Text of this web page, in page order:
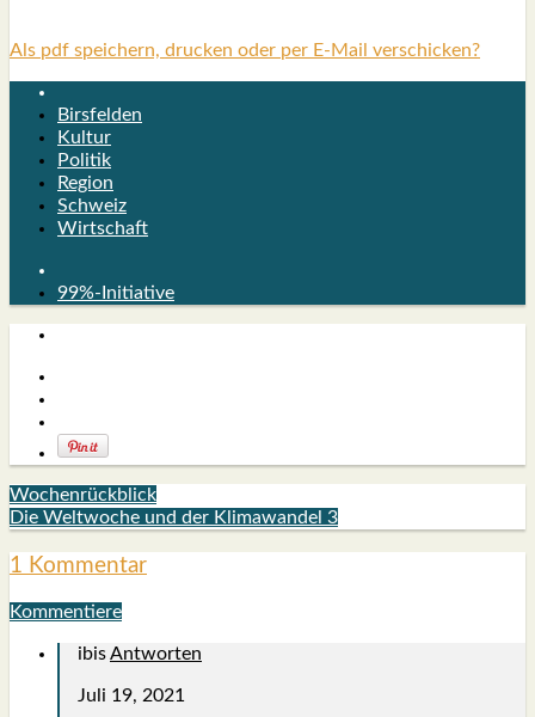
Als pdf speichern, drucken oder per E-Mail verschicken?
Birsfelden
Kultur
Politik
Region
Schweiz
Wirtschaft
99%-Initiative
Wochenrückblick
Die Weltwoche und der Klimawandel 3
1 Kommentar
Kommentiere
ibisAntworten
Juli 19, 2021